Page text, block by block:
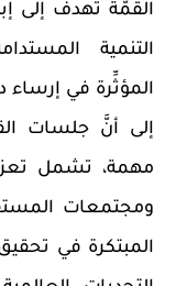
القمَّة تهدف إلى
التنمية
المؤثِّرة في
إلى أنَّ جلسات
مهمة، تشمل
ومجتمعات
المبتكرة في